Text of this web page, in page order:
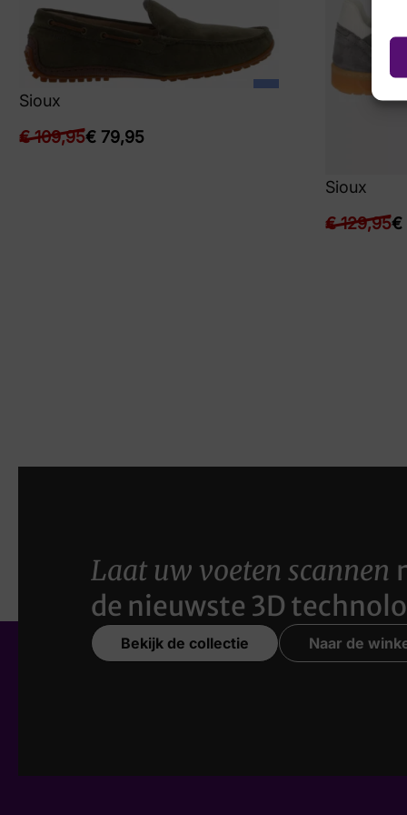
Sioux
€109,95€ 79,95
Sioux
€129,95€
Laat uw voeten scannen
de nieuwste 3D
Bekijk de collectie Naar de